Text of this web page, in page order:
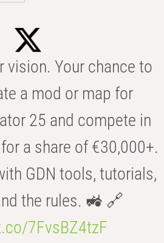
vision. Your chance to
a mod or map for
25 and compete in
a share of €30,000+.
GDN tools, tutorials,
the rules. 🚜 🔗
7FvsBZ4tzF